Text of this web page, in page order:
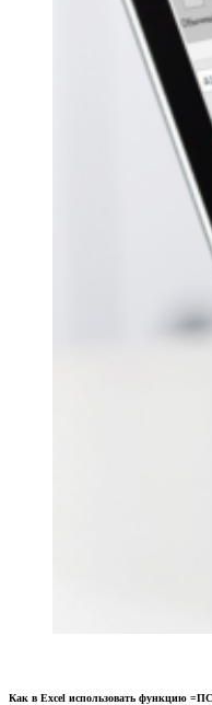
Как в Excel использовать функцию